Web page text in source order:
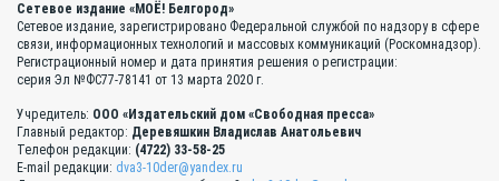
Сетевое издание «МОЁ! Белгород»
Сетевое издание, зарегистрировано Федеральной службой по надзору в сфере
связи, информационных технологий и массовых коммуникаций (Роскомнадзор).
Регистрационный номер и дата принятия решения о регистрации:
серия Эл №ФС77-78141 от 13 марта 2020 г.
Учредитель: ООО «Издательский дом «Свободная пресса»
Главный редактор: Деревяшкин Владислав Анатольевич
Телефон редакции: (4722) 33-58-25
E-mail редакции: dva3-10der@yandex.ru